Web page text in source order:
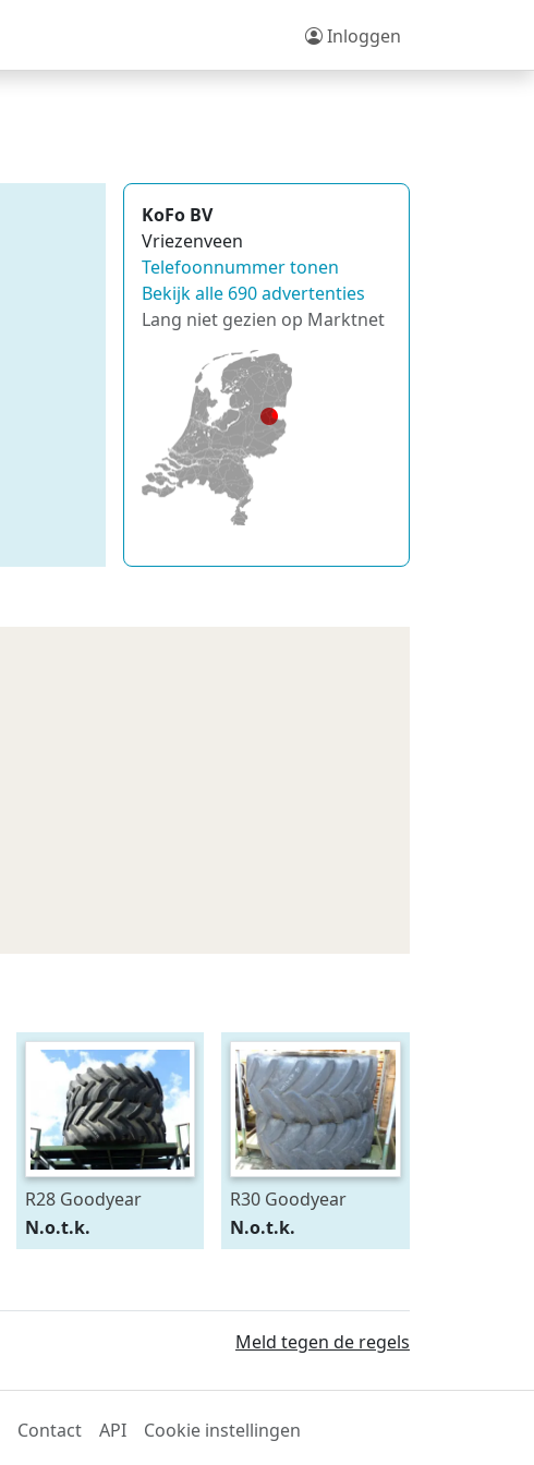
Inloggen
KoFo BV
Vriezenveen
Telefoonnummer tonen
Bekijk alle 690 advertenties
Lang niet gezien op Marktnet
R28 Goodyear
540/75R28
N.o.t.k.
R30 Goodyear
600/70R30
N.o.t.k.
Meld tegen de regels
Contact API Cookie instellingen